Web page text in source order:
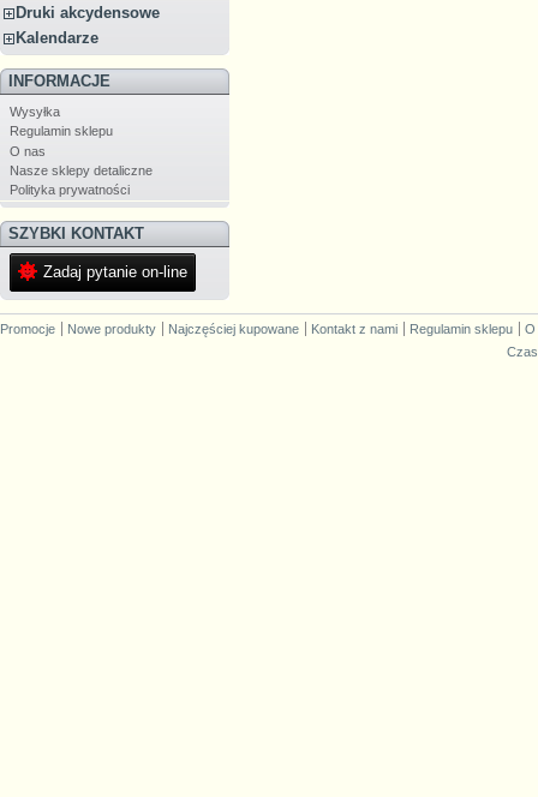
Druki akcydensowe
Kalendarze
INFORMACJE
Wysyłka
Regulamin sklepu
O nas
Nasze sklepy detaliczne
Polityka prywatności
SZYBKI KONTAKT
Zadaj pytanie on-line
Promocje Nowe produkty Najczęściej kupowane Kontakt z nami Regulamin sklepu
O